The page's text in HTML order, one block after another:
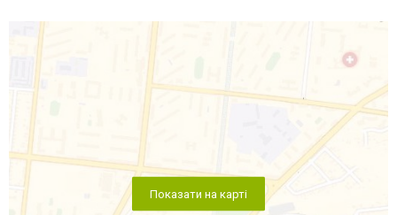
Показати на карті